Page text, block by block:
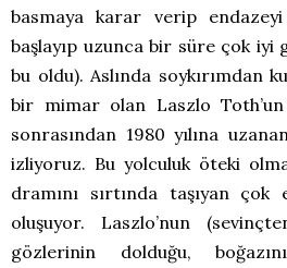
basmaya karar verip endazeyi
başlayıp uzunca bir süre çok iyi
bu oldu). Aslında soykırımdan
bir mimar olan Laszlo
sonrasından 1980 yılına
izliyoruz. Bu yolculuk öteki
dramını sırtında taşıyan çok
oluşuyor. Laszlo’nun
gözlerinin dolduğu,